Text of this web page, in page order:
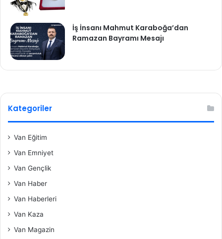
İş İnsanı Mahmut Karaboğa’dan
Ramazan Bayramı Mesajı
Kategoriler
Van Eğitim
Van Emniyet
Van Gençlik
Van Haber
Van Haberleri
Van Kaza
Van Magazin